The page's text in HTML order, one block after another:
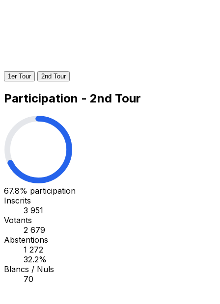
1er Tour 2nd Tour
Participation - 2nd Tour
67.8% participation
Inscrits
3 951
Votants
2 679
Abstentions
1 272
32.2%
Blancs / Nuls
70